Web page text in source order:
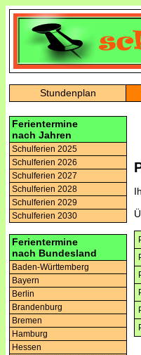
Stundenplan
Ferientermine
nach Jahren
Schulferien 2025
Schulferien 2026
Schulferien 2027
Schulferien 2028
Schulferien 2029
Schulferien 2030
Ferientermine
nach Bundesland
Baden-Württemberg
Bayern
Berlin
Brandenburg
Bremen
Hamburg
Hessen